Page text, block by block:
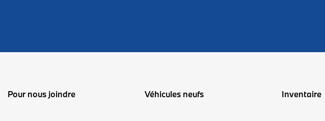
Pour nous joindre Véhicules neufs Inventaire